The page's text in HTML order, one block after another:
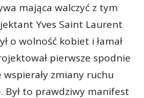
mająca walczyć z tym
Yves Saint Laurent
o wolność kobiet i łamał
pierwsze spodnie
zmiany ruchu
Był to prawdziwy manifest